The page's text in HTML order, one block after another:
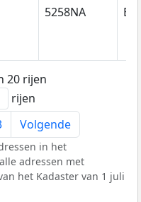
5258NA
20 rijen
rijen
Volgende
in het
adressen met
het Kadaster van 1 juli